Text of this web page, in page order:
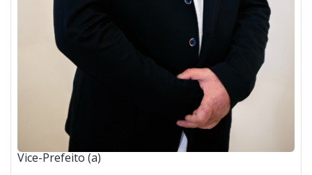
Vice-Prefeito (a)